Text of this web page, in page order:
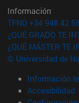
Información
TFNO +34 948 42
¿QUÉ GRADO TE
¿QUÉ MÁSTER TE
© Universidad de
Información
Accesibilidad